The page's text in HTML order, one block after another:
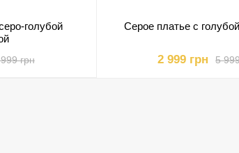
голубой
грн
Серое платье с
5
2 999 грн